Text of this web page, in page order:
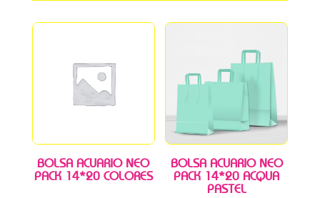
BOLSA ACUARIO NEO
PACK 14*20 COLORES
BOLSA ACUARIO NEO
PACK 14*20 ACQUA
PASTEL